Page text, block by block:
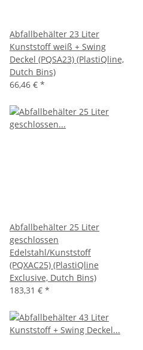
Abfallbehälter 23 Liter
Kunststoff weiß + Swing
Deckel (PQSA23) (PlastiQline,
Dutch Bins)
66,46 € *
Abfallbehälter 25 Liter
geschlossen
Edelstahl/Kunststoff
(PQXAC25) (PlastiQline
Exclusive, Dutch Bins)
183,31 € *